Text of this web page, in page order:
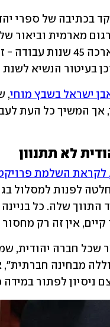
בכתיבה של ספרי
לא תתנוון
אין זה רק מחסור
ניסיון לפתור במידה